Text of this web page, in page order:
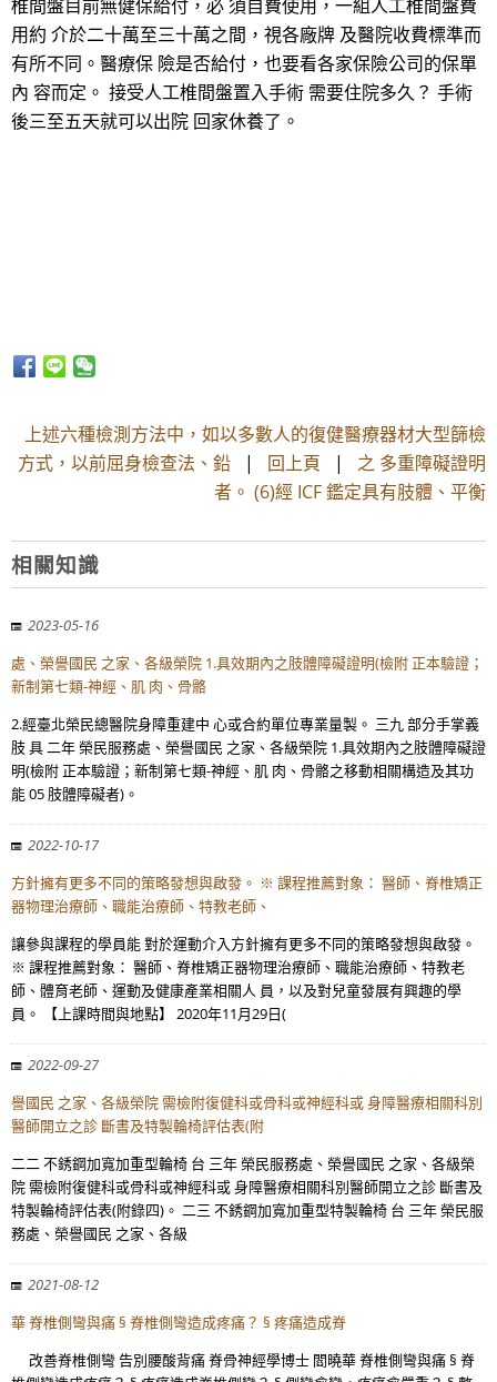
椎間盤目前無健保給付，必 須自費使用，一組人工椎間盤費
用約 介於二十萬至三十萬之間，視各廠牌 及醫院收費標準而
有所不同。醫療保 險是否給付，也要看各家保險公司的保單
內 容而定。 接受人工椎間盤置入手術 需要住院多久？ 手術
後三至五天就可以出院 回家休養了。
上述六種檢測方法中，如以多數人的復健醫療器材大型篩檢
方式，以前屈身檢查法、鉛 | 回上頁 | 之 多重障礙證明
者。 (6)經 ICF 鑑定具有肢體、平衡
相關知識
2023-05-16
處、榮譽國民 之家、各級榮院 1.具效期內之肢體障礙證明(檢附 正本驗證；
新制第七類-神經、肌 肉、骨骼
2.經臺北榮民總醫院身障重建中 心或合約單位專業量製。 三九 部分手掌義
肢 具 二年 榮民服務處、榮譽國民 之家、各級榮院 1.具效期內之肢體障礙證
明(檢附 正本驗證；新制第七類-神經、肌 肉、骨骼之移動相關構造及其功
能 05 肢體障礙者)。
2022-10-17
方針擁有更多不同的策略發想與啟發。 ※ 課程推薦對象： 醫師、脊椎矯正
器物理治療師、職能治療師、特教老師、
讓參與課程的學員能 對於運動介入方針擁有更多不同的策略發想與啟發。
※ 課程推薦對象： 醫師、脊椎矯正器物理治療師、職能治療師、特教老
師、體育老師、運動及健康產業相關人 員，以及對兒童發展有興趣的學
員。 【上課時間與地點】 2020年11月29日(
2022-09-27
譽國民 之家、各級榮院 需檢附復健科或骨科或神經科或 身障醫療相關科別
醫師開立之診 斷書及特製輪椅評估表(附
二二 不銹鋼加寬加重型輪椅 台 三年 榮民服務處、榮譽國民 之家、各級榮
院 需檢附復健科或骨科或神經科或 身障醫療相關科別醫師開立之診 斷書及
特製輪椅評估表(附錄四)。 二三 不銹鋼加寬加重型特製輪椅 台 三年 榮民服
務處、榮譽國民 之家、各級
2021-08-12
華 脊椎側彎與痛 § 脊椎側彎造成疼痛？ § 疼痛造成脊
改善脊椎側彎 告別腰酸背痛 脊骨神經學博士 閻曉華 脊椎側彎與痛 § 脊